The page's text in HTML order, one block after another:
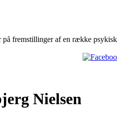
på fremstillinger af en række
Nielsen